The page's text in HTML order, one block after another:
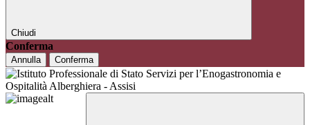
Chiudi
Conferma
Annulla Conferma